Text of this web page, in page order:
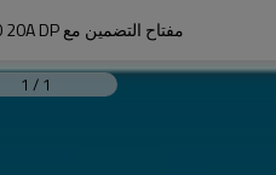
مفتاح التضمين مع F/0 20A DP (THW نطاق)
1
/
1